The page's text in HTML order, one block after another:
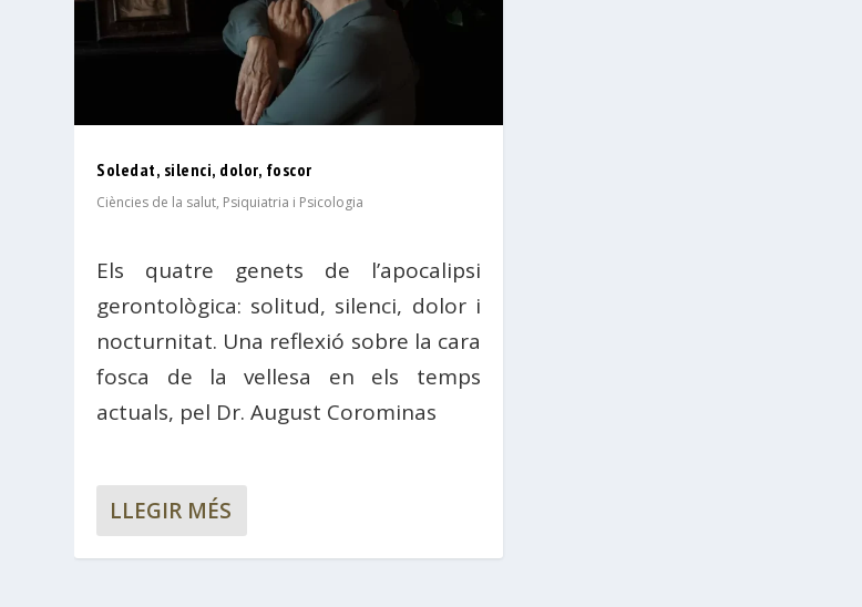
Soledat, silenci, dolor, foscor
Ciències de la salut, Psiquiatria i Psicologia
Els quatre genets de l’apocalipsi
gerontològica: solitud, silenci, dolor i
nocturnitat. Una reflexió sobre la cara
fosca de la vellesa en els temps
actuals, pel Dr. August Corominas
LLEGIR MÉS